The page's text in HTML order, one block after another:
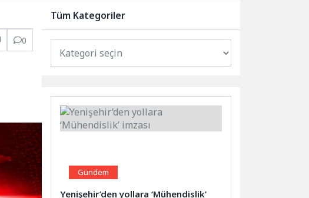
0
Tüm Kategoriler
Gündem
Yenişehir’den yollara ‘Mühendislik’